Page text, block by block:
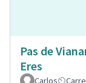
Pas de
Eres